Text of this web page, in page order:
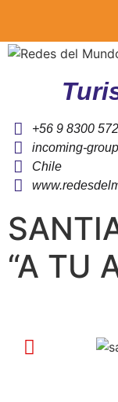
+56 9 8300
incoming-
Chile
“A TU